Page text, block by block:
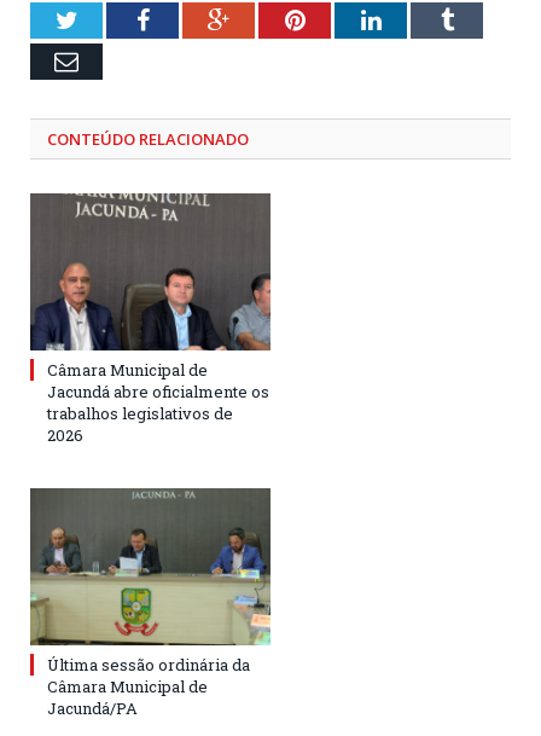
TwitterFacebookGoogle+PinterestLinkedInTumblr
Email
CONTEÚDO RELACIONADO
Câmara Municipal de
Jacundá abre oficialmente os
trabalhos legislativos de
2026
Última sessão ordinária da
Câmara Municipal de
Jacundá/PA